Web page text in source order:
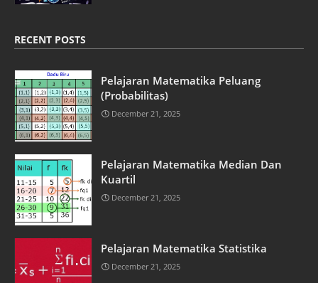
RECENT POSTS
Pelajaran Matematika Peluang
(Probabilitas)
December 21, 2025
Pelajaran Matematika Median Dan
Kuartil
December 21, 2025
Pelajaran Matematika Statistika
December 21, 2025